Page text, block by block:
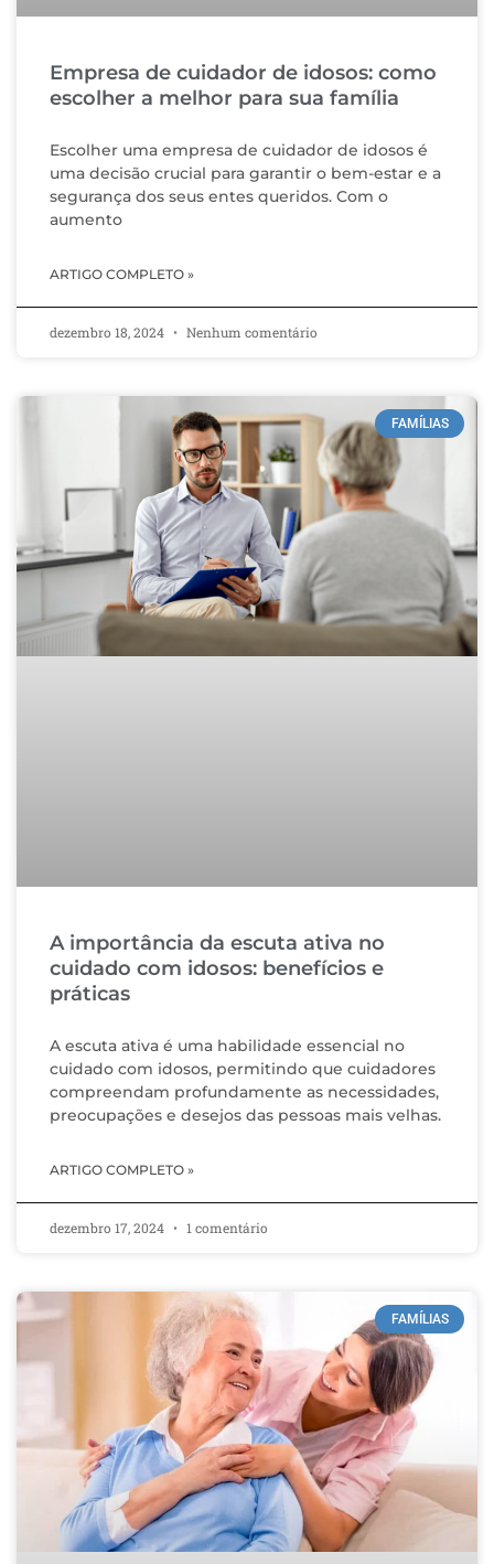
Empresa de cuidador de idosos: como
escolher a melhor para sua família
Escolher uma empresa de cuidador de idosos é
uma decisão crucial para garantir o bem-estar e a
segurança dos seus entes queridos. Com o
aumento
ARTIGO COMPLETO »
dezembro 18, 2024 Nenhum comentário
FAMÍLIAS
A importância da escuta ativa no
cuidado com idosos: benefícios e
práticas
A escuta ativa é uma habilidade essencial no
cuidado com idosos, permitindo que cuidadores
compreendam profundamente as necessidades,
preocupações e desejos das pessoas mais velhas.
ARTIGO COMPLETO »
dezembro 17, 2024 1 comentário
FAMÍLIAS